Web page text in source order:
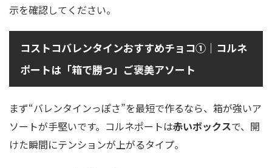
示を確認してください。
コストコバレンタインおすすめチョコ①｜コルネ
ポートは「箱で勝つ」ご褒美アソート
まず“バレンタインっぽさ”を最短で作るなら、箱が強いア
ソートが手堅いです。コルネポートは赤いボックスで、開
けた瞬間にテンションが上がるタイプ。